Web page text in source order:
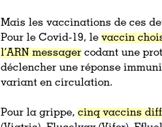
Mais les vaccinations de ces
Pour le Covid-19, levaccin
l’ARN messager codant une
déclencher une réponse
variant en circulation.
Pour la grippe,cinq vaccins